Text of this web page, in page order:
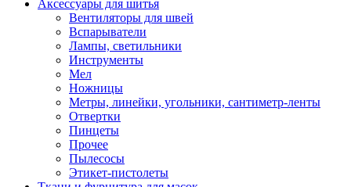
Аксессуары для шитья
Вентиляторы для швей
Вспарыватели
Лампы, светильники
Инструменты
Мел
Ножницы
Метры, линейки, угольники, сантиметр-ленты
Отвертки
Пинцеты
Прочее
Пылесосы
Этикет-пистолеты